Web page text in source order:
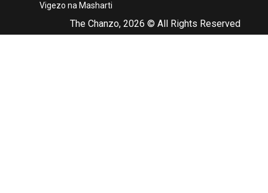
The Chanzo, 2026 © All Rights Reserved
Vigezo na Masharti